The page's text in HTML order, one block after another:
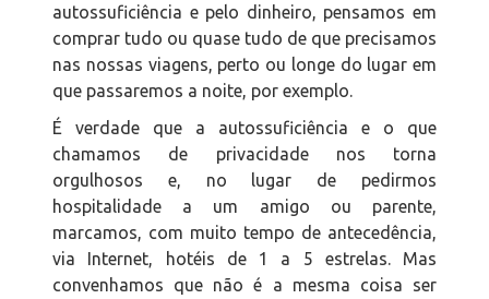
autossuficiência e pelo dinheiro, pensamos em
comprar tudo ou quase tudo de que precisamos
nas nossas viagens, perto ou longe do lugar em
que passaremos a noite, por exemplo.
É verdade que a autossuficiência e o que
chamamos de privacidade nos torna
orgulhosos e, no lugar de pedirmos
hospitalidade a um amigo ou parente,
marcamos, com muito tempo de antecedência,
via Internet, hotéis de 1 a 5 estrelas. Mas
convenhamos que não é a mesma coisa ser